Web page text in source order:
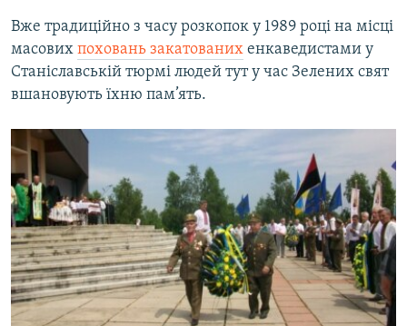
Вже традиційно з часу розкопок у 1989 році на місці
масових поховань закатованих енкаведистами у
Станіславській тюрмі людей тут у час Зелених свят
вшановують їхню пам’ять.